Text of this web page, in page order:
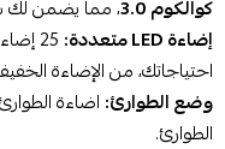
كوالكوم 3.0
، مما يضمن لك
إضاءة LED متعددة:
احتياجاتك، من الإضاءة
وضع الطوارئ: اضاءة
الطوارئ.